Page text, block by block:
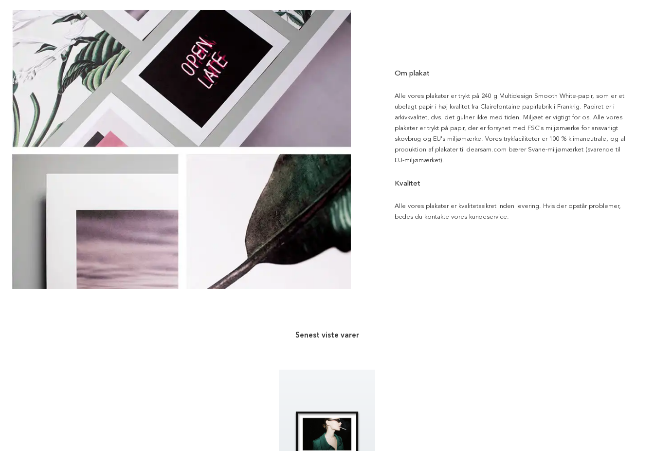
Om plakat
Alle vores plakater er trykt på 240 g Multidesign Smooth White-papir, som er et
ubelagt papir i høj kvalitet fra Clairefontaine papirfabrik i Frankrig. Papiret er i
arkivkvalitet, dvs. det gulner ikke med tiden. Miljøet er vigtigt for os. Alle vores
plakater er trykt på papir, der er forsynet med FSC's miljømærke for ansvarligt
skovbrug og EU's miljømærke. Vores trykfaciliteter er 100 % klimaneutrale, og al
produktion af plakater til dearsam.com bærer Svane-miljømærket (svarende til
EU-miljømærket).
Kvalitet
Alle vores plakater er kvalitetssikret inden levering. Hvis der opstår problemer,
bedes du kontakte vores kundeservice.
Senest viste varer